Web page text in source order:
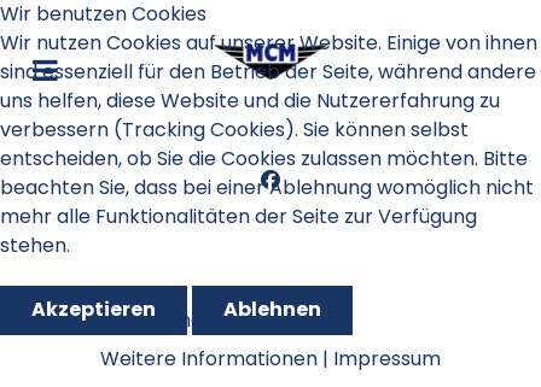
GPS Triangle 2024
Wir benutzen Cookies
Wir nutzen Cookies auf unserer Website. Einige von ihnen
sind essenziell für den Betrieb der Seite, während andere
uns helfen, diese Website und die Nutzererfahrung zu
verbessern (Tracking Cookies). Sie können selbst
entscheiden, ob Sie die Cookies zulassen möchten. Bitte
beachten Sie, dass bei einer Ablehnung womöglich nicht
mehr alle Funktionalitäten der Seite zur Verfügung
stehen.
Akzeptieren
Ablehnen
Weitere Informationen | Impressum